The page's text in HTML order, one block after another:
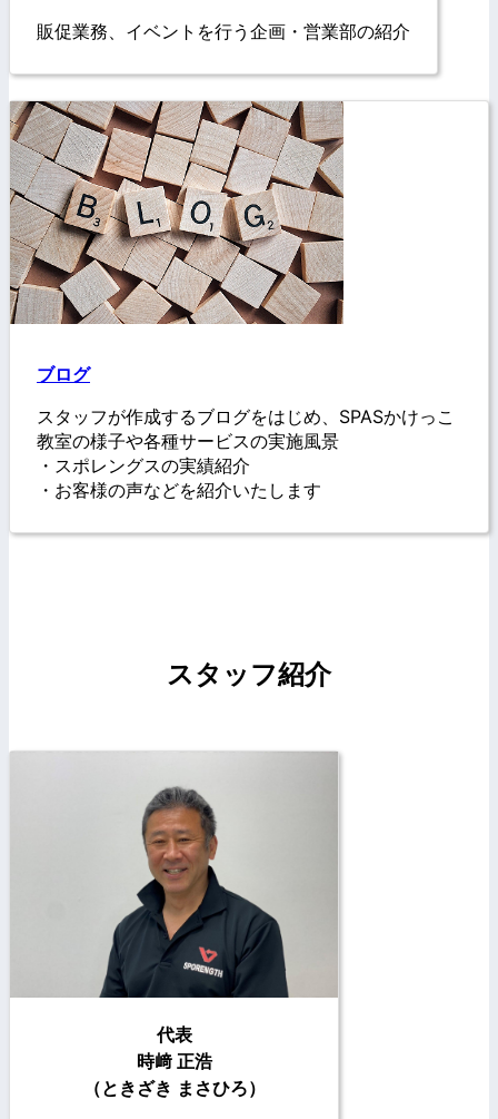
販促業務、イベントを行う企画・営業部の紹介
ブログ
スタッフが作成するブログをはじめ、SPASかけっこ
教室の様子や各種サービスの実施風景
・スポレングスの実績紹介
・お客様の声などを紹介いたします
スタッフ紹介
代表
時﨑 正浩
（ときざき まさひろ）